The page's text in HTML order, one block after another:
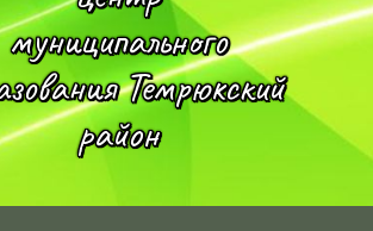
муниципального
Темрюкский
район